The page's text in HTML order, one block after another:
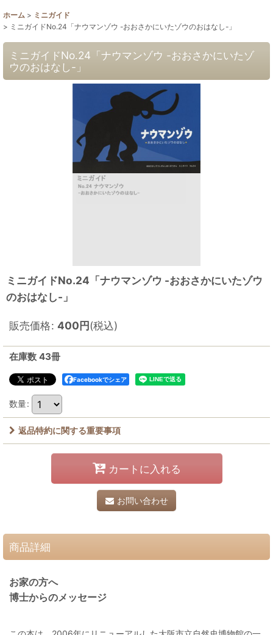
ホーム > ミニガイド
> ミニガイドNo.24「ナウマンゾウ -おおさかにいたゾウのおはなし-」
ミニガイドNo.24「ナウマンゾウ -おおさかにいたゾ
ウのおはなし-」
ミニガイドNo.24「ナウマンゾウ -おおさかにいたゾウ
のおはなし-」
販売価格: 400円(税込)
在庫数 43冊
Facebookでシェア
数量:
返品特約に関する重要事項
カートに入れる
お問い合わせ
商品詳細
お家の方へ
博士からのメッセージ